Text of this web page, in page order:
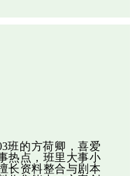
班的方荷卿，喜爱
热点，班里大事小
长资料整合与剧本